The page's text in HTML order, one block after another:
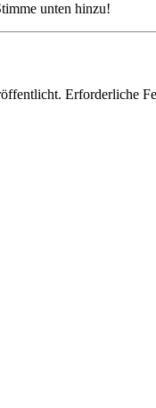
unten hinzu!
Erforderliche